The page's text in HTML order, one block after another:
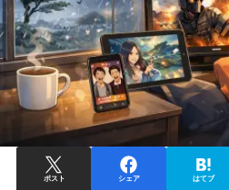
ポスト シェア はてブ